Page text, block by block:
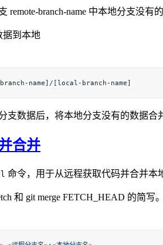
remote-branch-name 中本地分支没
据到本地
支数据后，将本地分支没有的数据合
合并
命令，用于从远程获取代码并合并本
和 git merge FETCH_HEAD 的简写。